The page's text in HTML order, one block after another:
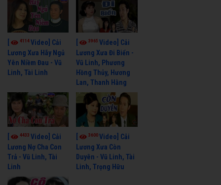
4114Video] Cải
Lương Xưa Hãy Ngủ
Yên Niềm Đau - Vũ
Linh, Tài Linh
3965Video] Cải
Lương Xưa Đi Biển -
Vũ Linh, Phương
Hồng Thủy, Hương
Lan, Thanh Hằng
4433 Video] Cải
Lương Nợ Cha Con
Trả - Vũ Linh, Tài
Linh
3600Video] Cải
Lương Xưa Còn
Duyên - Vũ Linh, Tài
Linh, Trọng Hữu